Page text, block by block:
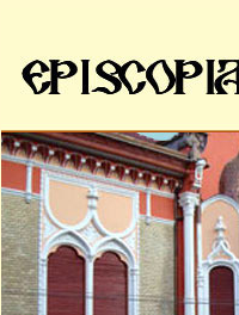
Sari
navigare